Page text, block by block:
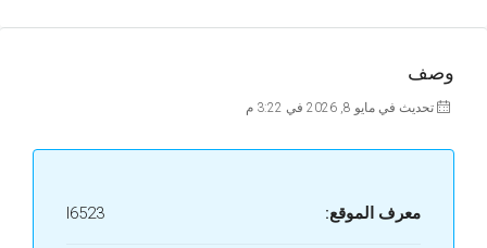
وصف
تحديث في مايو 8, 2026 في 3:22 م
معرف الموقع: I6523